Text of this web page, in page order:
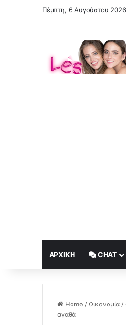
Πέμπτη, 6 Αυγούστου 2026
ΑΡΧΙΚΉ CHAT
Home /Οικονομία /
αγαθά